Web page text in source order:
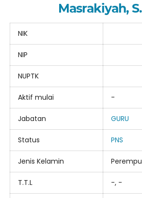
Masrakiyah,
NIK
NIP
NUPTK
Aktif mulai -
Jabatan GURU
Status PNS
Jenis Kelamin
T.T.L -, -